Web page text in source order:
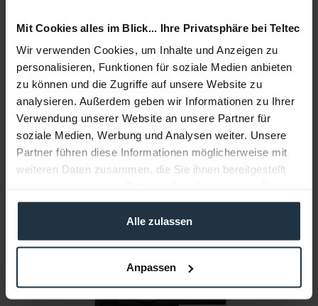
Mit Cookies alles im Blick... Ihre Privatsphäre bei Teltec
Wir verwenden Cookies, um Inhalte und Anzeigen zu
personalisieren, Funktionen für soziale Medien anbieten
zu können und die Zugriffe auf unsere Website zu
analysieren. Außerdem geben wir Informationen zu Ihrer
Verwendung unserer Website an unsere Partner für
soziale Medien, Werbung und Analysen weiter. Unsere
Partner führen diese Informationen möglicherweise mit
weiteren Daten zusammen, die Sie ihnen bereitgestellt
gesammelt haben.
Alle zulassen
Anpassen
Beratung
Medien
Infos zu Hersteller & Produktsicherheit
Folgende Infos zum Hersteller sind verfübar......mehr
CASHBACK